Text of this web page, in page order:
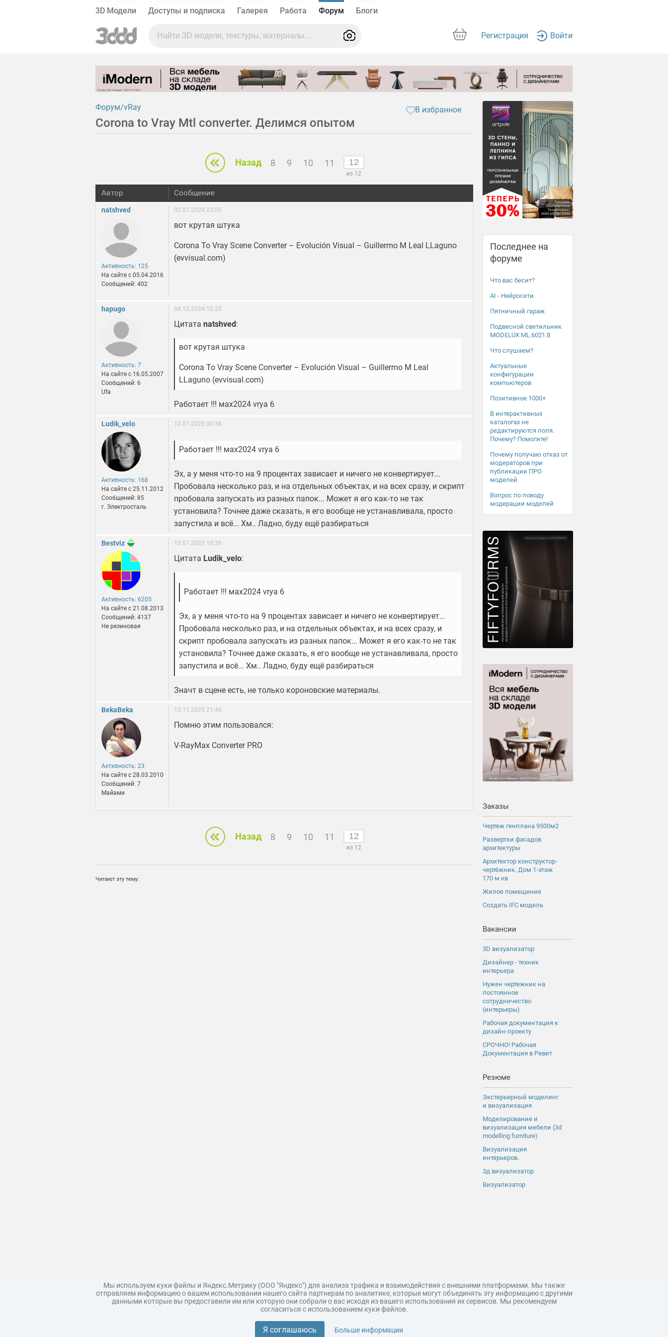
3D Модели Доступы и подписка Галерея Работа Форум Блоги
Регистрация Войти
Форум vRay В избранное
Corona to Vray Mtl converter. Делимся опытом
Назад 8 9 10 11
из 12
Автор Сообщение
natshved
Активность: 125
На сайте c 05.04.2016
Сообщений: 402
02.07.2024 23:05
вот крутая штука
Corona To Vray Scene Converter – Evolución Visual – Guillermo M Leal LLaguno
(evvisual.com)
hapugo
Активность: 7
На сайте c 16.05.2007
Сообщений: 6
Ufa
04.12.2024 12:23
Цитата natshved :
вот крутая штука
Corona To Vray Scene Converter – Evolución Visual – Guillermo M Leal
LLaguno (evvisual.com)
Работает !!! мах2024 vrya 6
Ludik_velo
Активность: 168
На сайте c 25.11.2012
Сообщений: 85
г. Электросталь
13.07.2025 00:38
Работает !!! мах2024 vrya 6
Эх, а у меня что-то на 9 процентах зависает и ничего не конвертирует...
Пробовала несколько раз, и на отдельных объектах, и на всех сразу, и скрипт
пробовала запускать из разных папок... Может я его как-то не так
установила? Точнее даже сказать, я его вообще не устанавливала, просто
запустила и всё... Хм.. Ладно, буду ещё разбираться
Bestviz
Активность: 6205
На сайте c 21.08.2013
Сообщений: 4137
Не резиновая
13.07.2025 10:26
Цитата Ludik_velo:
Работает !!! мах2024 vrya 6
Эх, а у меня что-то на 9 процентах зависает и ничего не конвертирует...
Пробовала несколько раз, и на отдельных объектах, и на всех сразу, и
скрипт пробовала запускать из разных папок... Может я его как-то не так
установила? Точнее даже сказать, я его вообще не устанавливала, просто
запустила и всё... Хм.. Ладно, буду ещё разбираться
Значт в сцене есть, не только короновские материалы.
BekaBeka
Активность: 23
На сайте c 28.03.2010
Сообщений: 7
Майами
10.11.2025 21:40
Помню этим пользовался:
V-RayMax Converter PRO
Назад 8 9 10 11
из 12
Читают эту тему:
Последнее на
форуме
Что вас бесит?
AI - Нейросети
Пятничный гараж
Подвесной светильник
MODELUX ML.6021.8
Что слушаем?
Актуальные
конфигурации
компьютеров
Позитивное 1000+
В интерактивных
каталогах не
редактируются поля.
Почему? Помогите!
Почему получаю отказ от
модераторов при
публикации ПРО
моделей
Вопрос по поводу
модерации моделей
Заказы
Чертеж генплана 9500м2
Развертки фасадов
архитектуры
Архитектор конструктор-
чертёжник. Дом 1-этаж
170 м кв
Жилое помещение
Создать IFC модель
Вакансии
3D визуализатор
Дизайнер - техник
интерьера
Нужен чертежник на
постоянное
сотрудничество
(интерьеры)
Рабочая документация к
дизайн-проекту
СРОЧНО! Рабочая
Документация в Ревит
Резюме
Экстерьерный моделинг
и визуализация
Моделирование и
визуализация мебели (3d
modelling furniture)
Визуализация
интерьеров.
3д визуализатор
Визуализатор
Поддержка Царь 3D горы Мастер полигона
Топ модель
Мы используем куки файлы и Яндекс.Метрику (ООО "Яндекс") для анализа трафика и взаимодействия с внешними платформами. Мы также
отправляем информацию о вашем использовании нашего сайта партнерам по аналитике, которые могут объединять эту информацию с другими
данными которые вы предоставили им или которую они собрали о вас исходя из вашего использования их сервисов. Мы рекомендуем
согласиться с использованием куки файлов.
Я соглашаюсь Больше информации